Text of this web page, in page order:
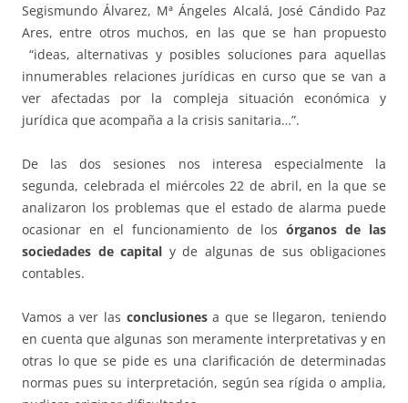
Segismundo Álvarez, Mª Ángeles Alcalá, José Cándido Paz
Ares, entre otros muchos, en las que se han propuesto
“ideas, alternativas y posibles soluciones para aquellas
innumerables relaciones jurídicas en curso que se van a
ver afectadas por la compleja situación económica y
jurídica que acompaña a la crisis sanitaria…”.
De las dos sesiones nos interesa especialmente la
segunda, celebrada el miércoles 22 de abril, en la que se
analizaron los problemas que el estado de alarma puede
ocasionar en el funcionamiento de los órganos de las
sociedades de capital y de algunas de sus obligaciones
contables.
Vamos a ver las conclusionesa que se llegaron, teniendo
en cuenta que algunas son meramente interpretativas y en
otras lo que se pide es una clarificación de determinadas
normas pues su interpretación, según sea rígida o amplia,